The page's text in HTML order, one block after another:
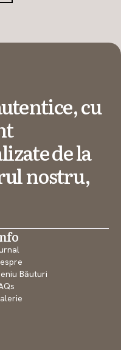
cu
de la
nostru,
Băuturi